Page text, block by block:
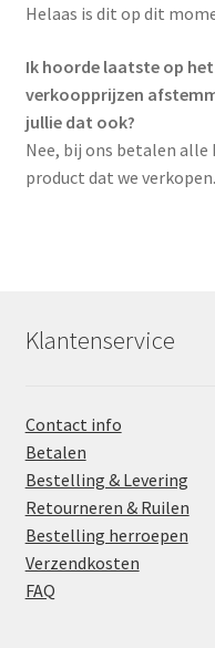
Helaas is dit op dit
Ik hoorde laatste op
verkoopprijzen
jullie dat ook?
Nee, bij ons betalen
product dat we verkopen.
Klantenservice
Contact info
Betalen
Bestelling & Levering
Retourneren & Ruilen
Bestelling herroepen
Verzendkosten
FAQ